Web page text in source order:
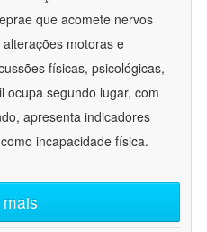
que acomete nervos
motoras e
físicas, psicológicas,
ocupa segundo lugar, com
apresenta indicadores
incapacidade física.